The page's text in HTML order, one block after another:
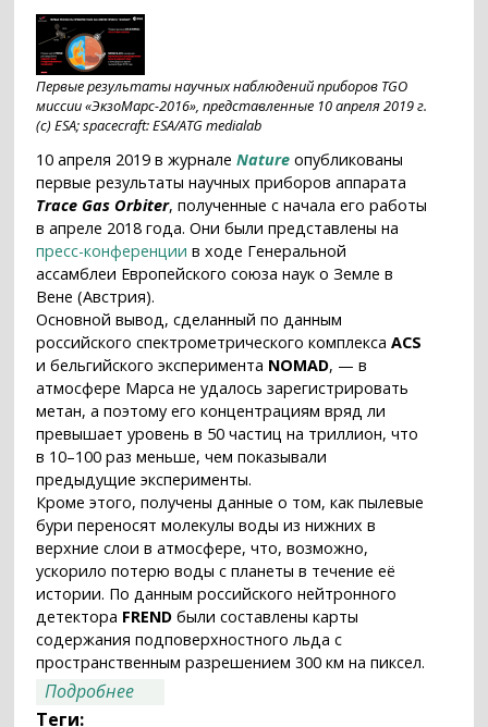
Первые результаты научных наблюдений приборов TGO
миссии «ЭкзоМарс-2016», представленные 10 апреля 2019 г.
(с) ESA; spacecraft: ESA/ATG medialab
10 апреля 2019 в журналеNature опубликованы
первые результаты научных приборов аппарата
Trace Gas Orbiter, полученные с начала его работы
в апреле 2018 года. Они были представлены на
пресс-конференции в ходе Генеральной
ассамблеи Европейского союза наук о Земле в
Вене (Австрия).
Основной вывод, сделанный по данным
российского спектрометрического комплексаACS
и бельгийского эксперимента NOMAD, — в
атмосфере Марса не удалось зарегистрировать
метан, а поэтому его концентрациям вряд ли
превышает уровень в 50 частиц на триллион, что
в 10–100 раз меньше, чем показывали
предыдущие эксперименты.
Кроме этого, получены данные о том, как пылевые
бури переносят молекулы воды из нижних в
верхние слои в атмосфере, что, возможно,
ускорило потерю воды с планеты в течение её
истории. По данным российского нейтронного
детектора FREND были составлены карты
содержания подповерхностного льда с
пространственным разрешением 300 км на пиксел.
Подробнее
Теги: